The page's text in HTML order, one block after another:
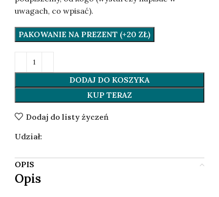
uwagach, co wpisać).
PAKOWANIE NA PREZENT (+20 ZŁ)
DODAJ DO KOSZYKA
KUP TERAZ
Dodaj do listy życzeń
Udział:
OPIS
Opis